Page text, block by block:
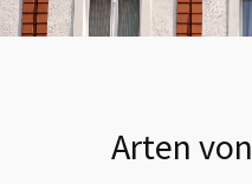
Arten von